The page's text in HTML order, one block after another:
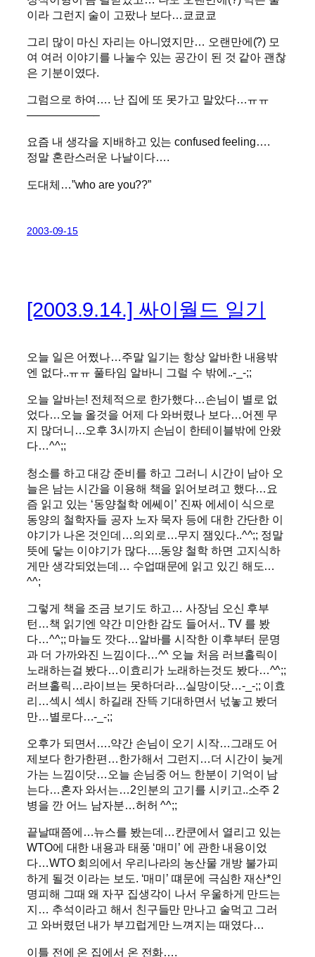
이라 그런지 술이 고팠나 보다…쿄쿄쿄
그리 많이 마신 자리는 아니였지만… 오랜만에(?) 모
여 여러 이야기를 나눌수 있는 공간이 된 것 같아 괜찮
은 기분이였다.
그럼으로 하여…. 난 집에 또 못가고 말았다…ㅠㅠ
——————–
요즘 내 생각을 지배하고 있는 confused feeling….
정말 혼란스러운 나날이다….
도대체…”who are you??”
2003-09-15
[2003.9.14.] 싸이월드 일기
오늘 일은 어쩠나…주말 일기는 항상 알바한 내용밖
엔 없다..ㅠㅠ 풀타임 알바니 그럴 수 밖에..-_-;;
오늘 알바는! 전체적으로 한가했다…손님이 별로 없
었다…오늘 올것을 어제 다 와버렸나 보다…어젠 무
지 많더니…오후 3시까지 손님이 한테이블밖에 안왔
다…^^;;
청소를 하고 대강 준비를 하고 그러니 시간이 남아 오
늘은 남는 시간을 이용해 책을 읽어보려고 했다…요
즘 읽고 있는 ‘동양철학 에쎄이’ 진짜 에세이 식으로
동양의 철학자들 공자 노자 묵자 등에 대한 간단한 이
야기가 나온 것인데…의외로…무지 잼있다..^^;; 정말
뜻에 닿는 이야기가 많다….동양 철학 하면 고지식하
게만 생각되었는데… 수업때문에 읽고 있긴 해도…
^^;
그렇게 책을 조금 보기도 하고… 사장님 오신 후부
턴…책 읽기엔 약간 미안한 감도 들어서.. TV 를 봤
다…^^;; 마늘도 깟다…알바를 시작한 이후부터 문명
과 더 가까와진 느낌이다…^^ 오늘 처음 러브홀릭이
노래하는걸 봤다…이효리가 노래하는것도 봤다…^^;;
러브홀릭…라이브는 못하더라…실망이닷…-_-;; 이효
리…섹시 섹시 하길래 잔뜩 기대하면서 넋놓고 봤더
만…별로다…-_-;;
오후가 되면서….약간 손님이 오기 시작…그래도 어
제보다 한가한편…한가해서 그런지…더 시간이 늦게
가는 느낌이닷…오늘 손님중 어느 한분이 기억이 남
는다…혼자 와서는…2인분의 고기를 시키고..소주 2
병을 깐 어느 남자분…허허 ^^;;
끝날때쯤에…뉴스를 봤는데…칸쿤에서 열리고 있는
WTO에 대한 내용과 태풍 ‘매미’ 에 관한 내용이었
다…WTO 회의에서 우리나라의 농산물 개방 불가피
하게 될것 이라는 보도. ‘매미’ 떄문에 극심한 재산*인
명피해 그때 왜 자꾸 집생각이 나서 우울하게 만드는
지… 추석이라고 해서 친구들만 만나고 술먹고 그러
고 와버렸던 내가 부끄럽게만 느껴지는 때였다…
이틀 전에 온 집에서 온 전화….